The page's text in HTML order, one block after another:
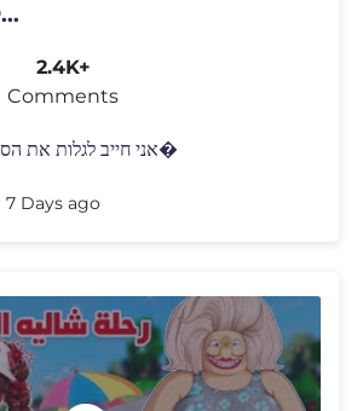
לבחור הזה יש סוד...
2.4K+
Comments
אני חייב לגלות את הסוד שלו! (מפחיד בטיר�
7 Days ago